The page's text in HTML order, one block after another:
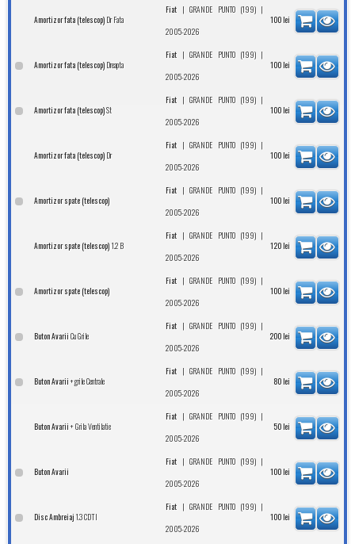
Amortizor fata (telescop) Dr Fata
Fiat |GRANDE PUNTO (199) |
2005-2026
100 lei
Amortizor fata (telescop) Dreapta
Fiat |GRANDE PUNTO (199) |
2005-2026
100 lei
Amortizor fata (telescop)St
Fiat |GRANDE PUNTO (199) |
2005-2026
100 lei
Amortizor fata (telescop) Dr
Fiat |GRANDE PUNTO (199) |
2005-2026
100 lei
Amortizor spate (telescop)
Fiat |GRANDE PUNTO (199) |
2005-2026
100 lei
Amortizor spate (telescop) 1.2 B
Fiat |GRANDE PUNTO (199) |
2005-2026
120 lei
Amortizor spate (telescop)
Fiat |GRANDE PUNTO (199) |
2005-2026
100 lei
Buton Avarii Cu Grile
Fiat |GRANDE PUNTO (199) |
2005-2026
200 lei
Buton Avarii+grile Centrale
Fiat |GRANDE PUNTO (199) |
2005-2026
80 lei
Buton Avarii+ Grila Ventilatie
Fiat |GRANDE PUNTO (199) |
2005-2026
50 lei
Buton Avarii
Fiat |GRANDE PUNTO (199) |
2005-2026
100 lei
Disc Ambreiaj 1.3 CDTI
Fiat |GRANDE PUNTO (199) |
2005-2026
100 lei